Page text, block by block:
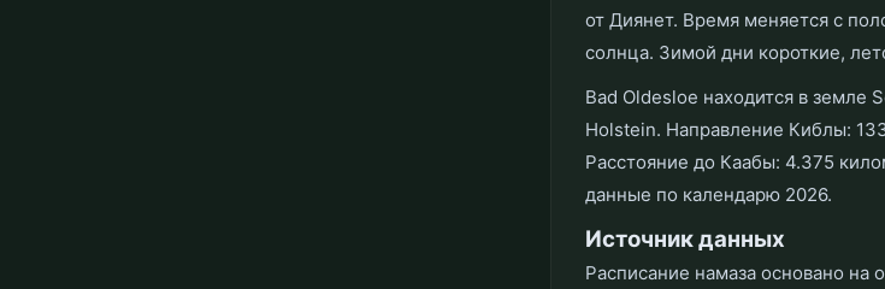
от Диянет. Время меняется с
солнца. Зимой дни короткие,
Bad Oldesloe находится в земле
Holstein. Направление Киблы:
Расстояние до Каабы: 4.375
данные по календарю 2026.
Источник данных
Расписание намаза основано на